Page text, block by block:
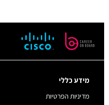
מידע כללי
מדיניות הפרטיות